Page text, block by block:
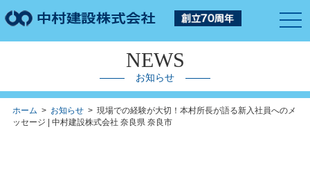
NEWS
お知らせ
ホーム > お知らせ> 現場での経験が大切！本村所長が語る新入社員へのメ
ッセージ | 中村建設株式会社 奈良県 奈良市